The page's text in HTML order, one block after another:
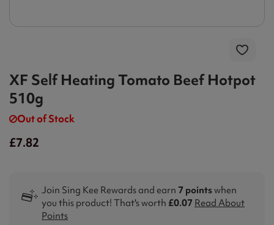
XF Self Heating Tomato Beef Hotpot
510g
Out of Stock
£7.82
Join Sing Kee Rewards and earn 7 pointswhen
you this product! That's worth £0.07 Read About
Points